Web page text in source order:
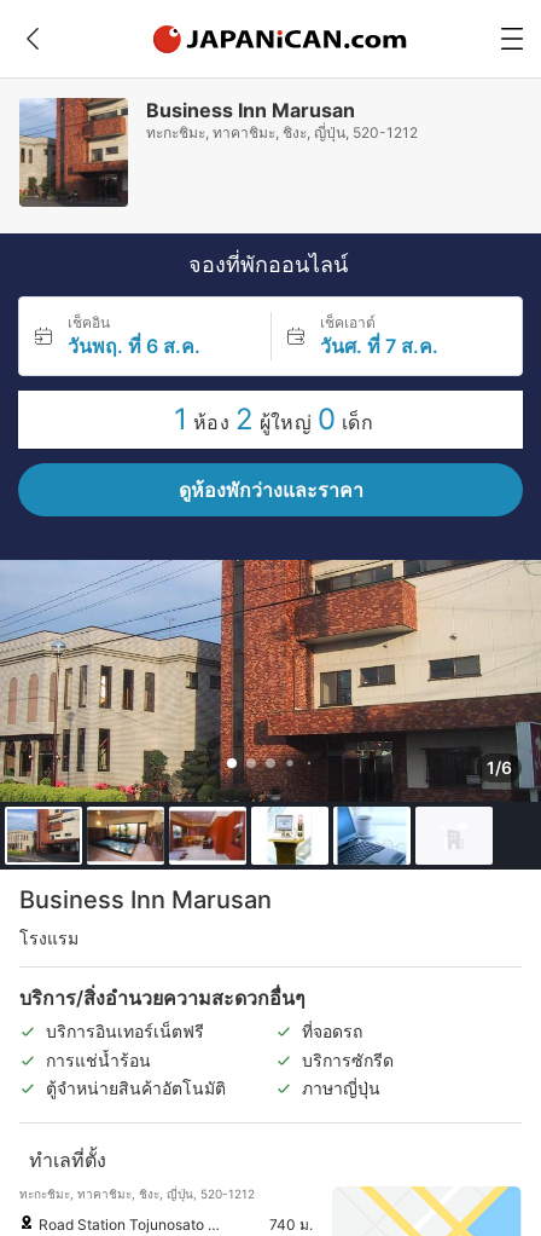
Business Inn Marusan
ทะกะชิมะ, ทาคาชิมะ, ชิงะ, ญี่ปุ่น, 520-1212
จองที่พักออนไลน์
เช็คอิน
วันพฤ. ที่ 6 ส.ค.
เช็คเอาต์
วันศ. ที่ 7 ส.ค.
1 ห้อง 2 ผู้ใหญ่ 0 เด็ก
ดูห้องพักว่างและราคา
1/6
Business Inn Marusan
โรงแรม
บริการ/สิ่งอำนวยความสะดวกอื่นๆ
บริการอินเทอร์เน็ตฟรี
ที่จอดรถ
การแช่น้ำร้อน
บริการซักรีด
ตู้จำหน่ายสินค้าอัตโนมัติ
ภาษาญี่ปุ่น
ทำเลที่ตั้ง
ทะกะชิมะ, ทาคาชิมะ, ชิงะ, ญี่ปุ่น, 520-1212
Road Station Tojunosato Adokawa
740 ม.